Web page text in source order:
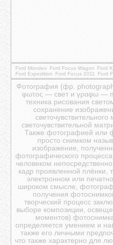
Ford Mondeo Ford Focus Wagon Ford
Ford Expedition
Ford Focus 2011 Ford
Фотография (фр.
φωτος — свет и γραφω —
техника рисования
сохранение
светочувствительной
Также фотографией или
просто снимком
изображение,
фотографического
человеком
кадр проявленной плёнки,
электронном или
широком смысле,
получения
творческий процесс
выборе композиции,
моментов)
определяется умением и
также его личными
что также характерно для